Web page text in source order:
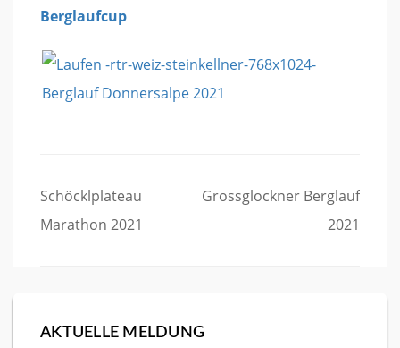
Berglaufcup
Beitragsnavigation
Schöcklplateau
Marathon 2021
Grossglockner Berglauf
2021
AKTUELLE MELDUNG